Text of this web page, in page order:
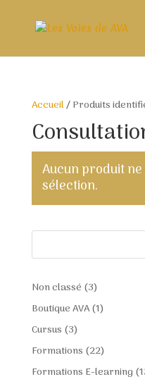
Accueil/ Produits
Aucun produit
sélection.
Non classé 33
produits
Boutique AVA 11
Cursus 33
produits
Formations 2222
produits
Formations E-learning